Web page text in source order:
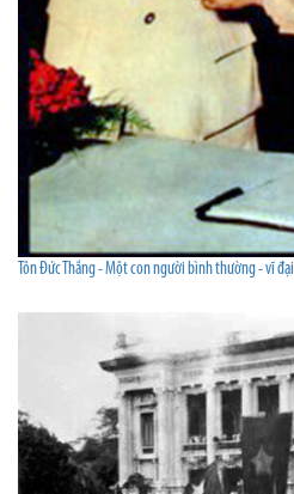
Tôn Đức Thắng - Một con người bình thường - vĩ đại